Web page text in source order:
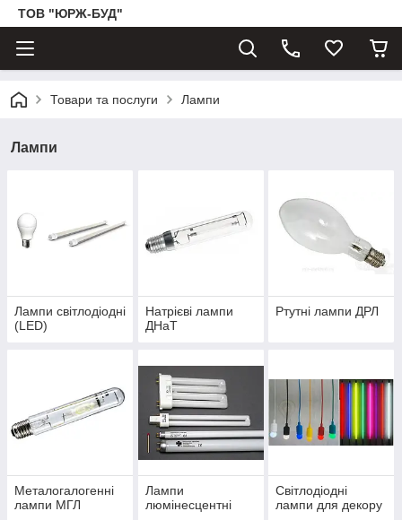
ТОВ "ЮРЖ-БУД"
Товари та послуги Лампи
Лампи
Лампи світлодіодні
(LED)
Натрієві лампи
ДНаТ
Ртутні лампи ДРЛ
Металогалогенні
лампи МГЛ
Лампи
люмінесцентні
Світлодіодні
лампи для декору